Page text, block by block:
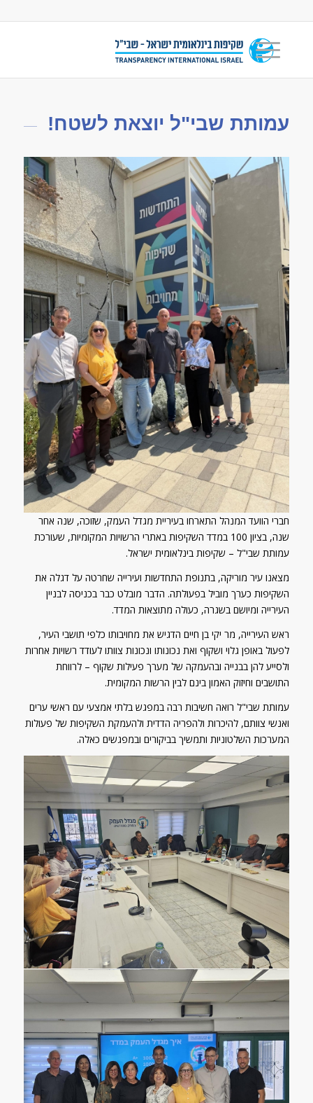
עמותת שבי"ל יוצאת לשטח!
חברי הוועד המנהל התארחו בעיריית מגדל העמק, שזוכה, שנה אחר
שנה, בציון 100 במדד השקיפות באתרי הרשויות המקומיות, שעורכת
עמותת שבי"ל – שקיפות בינלאומית ישראל.
מצאנו עיר מוריקה, בתנופת התחדשות ועירייה שחרטה על דגלה את
השקיפות כערך מוביל בפעולתה. הדבר מובלט כבר בכניסה לבניין
העירייה ומיושם בשגרה, כעולה מתוצאות המדד.
ראש העירייה, מר יקי בן חיים הדגיש את מחויבותו כלפי תושבי העיר,
לפעול באופן גלוי ושקוף ואת נכונותו ונכונות צוותו לעודד רשויות אחרות
ולסייע להן בבנייה ובהעמקה של מערך פעילות שקוף – לרווחת
התושבים וחיזוק האמון בינם לבין הרשות המקומית.
עמותת שבי"ל רואה חשיבות רבה במפגש בלתי אמצעי עם ראשי ערים
ואנשי צוותם, להיכרות ולהפריה הדדית ולהעמקת השקיפות של פעולות
המערכות השלטוניות ותמשיך בביקורים ובמפגשים כאלה.